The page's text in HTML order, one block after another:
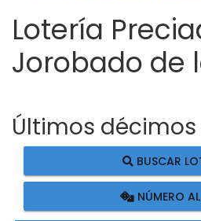
Lotería
Jorobado de
Últimos
BUSCAR
NÚMERO